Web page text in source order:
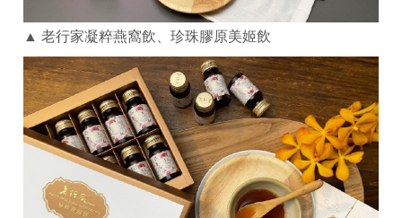
▲ 老行家凝粹燕窩飲、珍珠膠原美姬飲